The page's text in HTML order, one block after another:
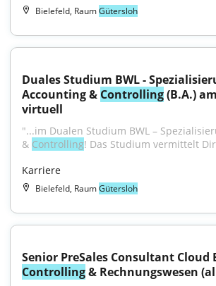
Bielefeld, RaumGütersloh
Duales Studium BWL -
Accounting & Controlling (B.A.)
virtuell
"...im Dualen Studium BWL –
& Controlling! Das Studium vermittelt
Karriere
Bielefeld, RaumGütersloh
Controlling & Rechnungswesen